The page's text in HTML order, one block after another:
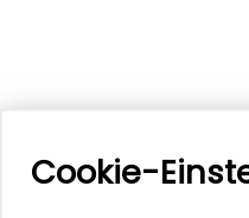
Verbundene
Cookie-